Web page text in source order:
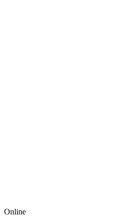
Online